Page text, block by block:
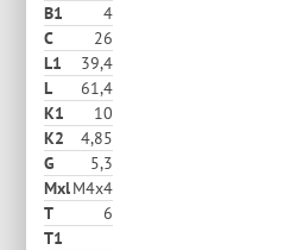
B1
4
C
26
L1
39,4
L
61,4
K1
10
K2
4,85
G
5,3
MxlM4x4
T
6
T1